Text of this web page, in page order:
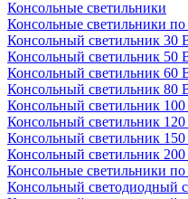
Консольные светильники
Консольные светильники
Консольный светильник 30
Консольный светильник 50
Консольный светильник 60
Консольный светильник 80
Консольный светильник
Консольный светильник
Консольный светильник
Консольный светильник
Консольные светильники
Консольный светодиодный